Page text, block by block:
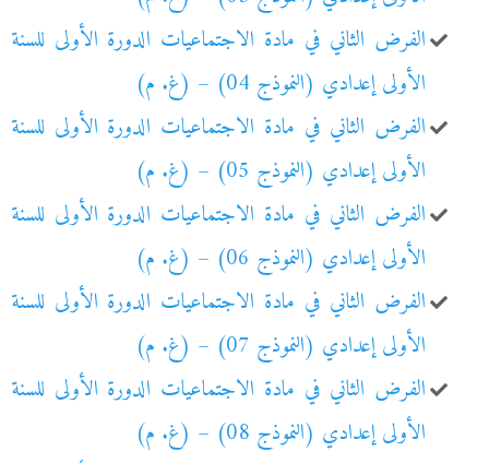
الفرض الثاني في مادة الاجتماعيات الدورة الأولى للسنة
الأولى إعدادي (النموذج 04) – (غ. م)
الفرض الثاني في مادة الاجتماعيات الدورة الأولى للسنة
الأولى إعدادي (النموذج 05) – (غ. م)
الفرض الثاني في مادة الاجتماعيات الدورة الأولى للسنة
الأولى إعدادي (النموذج 06) – (غ. م)
الفرض الثاني في مادة الاجتماعيات الدورة الأولى للسنة
الأولى إعدادي (النموذج 07) – (غ. م)
الفرض الثاني في مادة الاجتماعيات الدورة الأولى للسنة
الأولى إعدادي (النموذج 08) – (غ. م)